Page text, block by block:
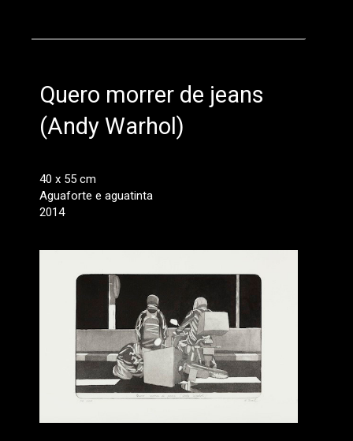
Quero morrer de jeans
(Andy Warhol)
40 x 55 cm
Aguaforte e aguatinta
2014